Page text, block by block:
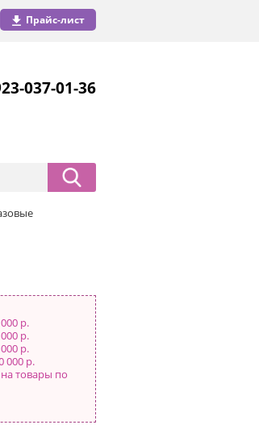
Прайс-лист
037-01-36
р.
р.
р.
000 р.
товары по